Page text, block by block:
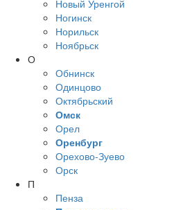
Новый Уренгой
Ногинск
Норильск
Ноябрьск
О
Обнинск
Одинцово
Октябрьский
Омск
Орел
Оренбург
Орехово-Зуево
Орск
П
Пенза